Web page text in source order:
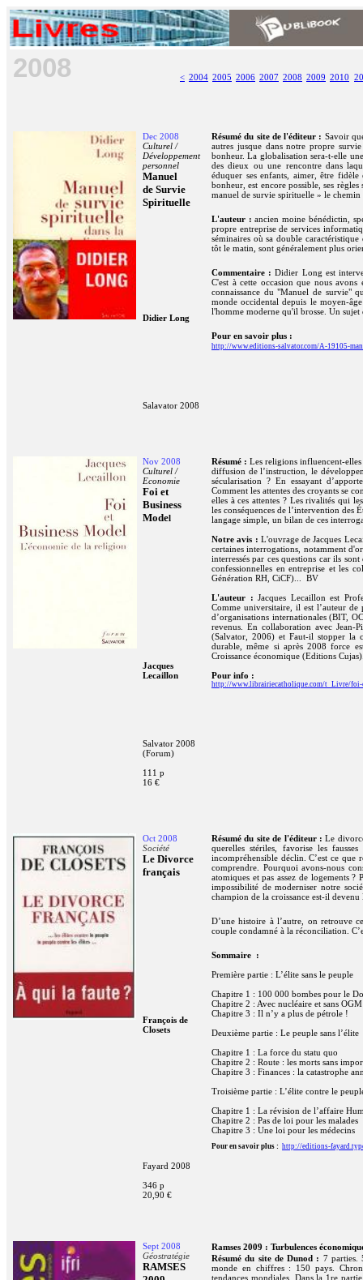
2008 < 2004 2005 2006 2007 2008 2009 2010
Dec 2008
Culturel /
Développement
personnel
Manuel
de Survie
Spirituelle
Didier Long
Salavator 2008
Résumé du site de l'éditeur : Savoir
autres jusque dans notre propre
bonheur. La globalisation sera-t-elle
des dieux ou une rencontre dans
éduquer ses enfants, aimer, être
bonheur, est encore possible, ses
manuel de survie spirituelle » le
L'auteur : ancien moine bénédictin,
propre entreprise de services
séminaires où sa double
tôt le matin, sont généralement plus
Commentaire : Didier Long est
C'est à cette occasion que nous
connaissance du "Manuel de survie"
monde occidental depuis le moyen-
l'homme moderne qu'il brosse. Un
Pour en savoir plus :
http://www.editions-salvator.com/A-19105-
Nov 2008
Culturel /
Economie
Foi et
Business
Model
Jacques
Lecaillon
Salvator 2008
(Forum)
111 p
16 €
Résumé : Les religions influencent-
diffusion de l’instruction, le
sécularisation ? En essayant
Comment les attentes des croyants se
elles à ces attentes ? Les rivalités qui
les conséquences de l’intervention des
langage simple, un bilan de ces
Notre avis : L'ouvrage de Jacques
certaines interrogations, notamment
interressés par ces questions car ils
confessionnelles en entreprise et les
Génération RH, CiCF)... BV
L'auteur : Jacques Lecaillon est
Comme universitaire, il est l’auteur de
d’organisations internationales (BIT,
revenus. En collaboration avec
(Salvator, 2006) et Faut-il stopper la
durable, même si après 2008 force
Croissance économique (Editions
Pour info :
http://www.librairiecatholique.com/t_Livre/foi-
Oct 2008
Société
Le Divorce
français
François de
Closets
Fayard 2008
346 p
20,90 €
Résumé du site de l'éditeur :Le
querelles stériles, favorise les
incompréhensible déclin. C’est ce que
comprendre. Pourquoi avons-nous
atomiques et pas assez de logements
impossibilité de moderniser notre
champion de la croissance est-il
D’une histoire à l’autre, on retrouve
couple condamné à la réconciliation.
Sommaire :
Première partie : L’élite sans le peuple
Chapitre 1 : 100 000 bombes pour le
Chapitre 2 : Avec nucléaire et sans OGM
Chapitre 3 : Il n’y a plus de pétrole !
Deuxième partie : Le peuple sans l’élite
Chapitre 1 : La force du statu quo
Chapitre 2 : Route : les morts sans
Chapitre 3 : Finances : la catastrophe
Troisième partie : L’élite contre le
Chapitre 1 : La révision de l’affaire
Chapitre 2 : Pas de loi pour les malades
Chapitre 3 : Une loi pour les médecins
Pour en savoir plus : http://editions-
Sept 2008
Géostratégie
RAMSES
Ramses 2009 : Turbulences
Résumé du site de Dunod : 7 parties.
monde en chiffres : 150 pays.
tendances mondiales. Dans la 1re